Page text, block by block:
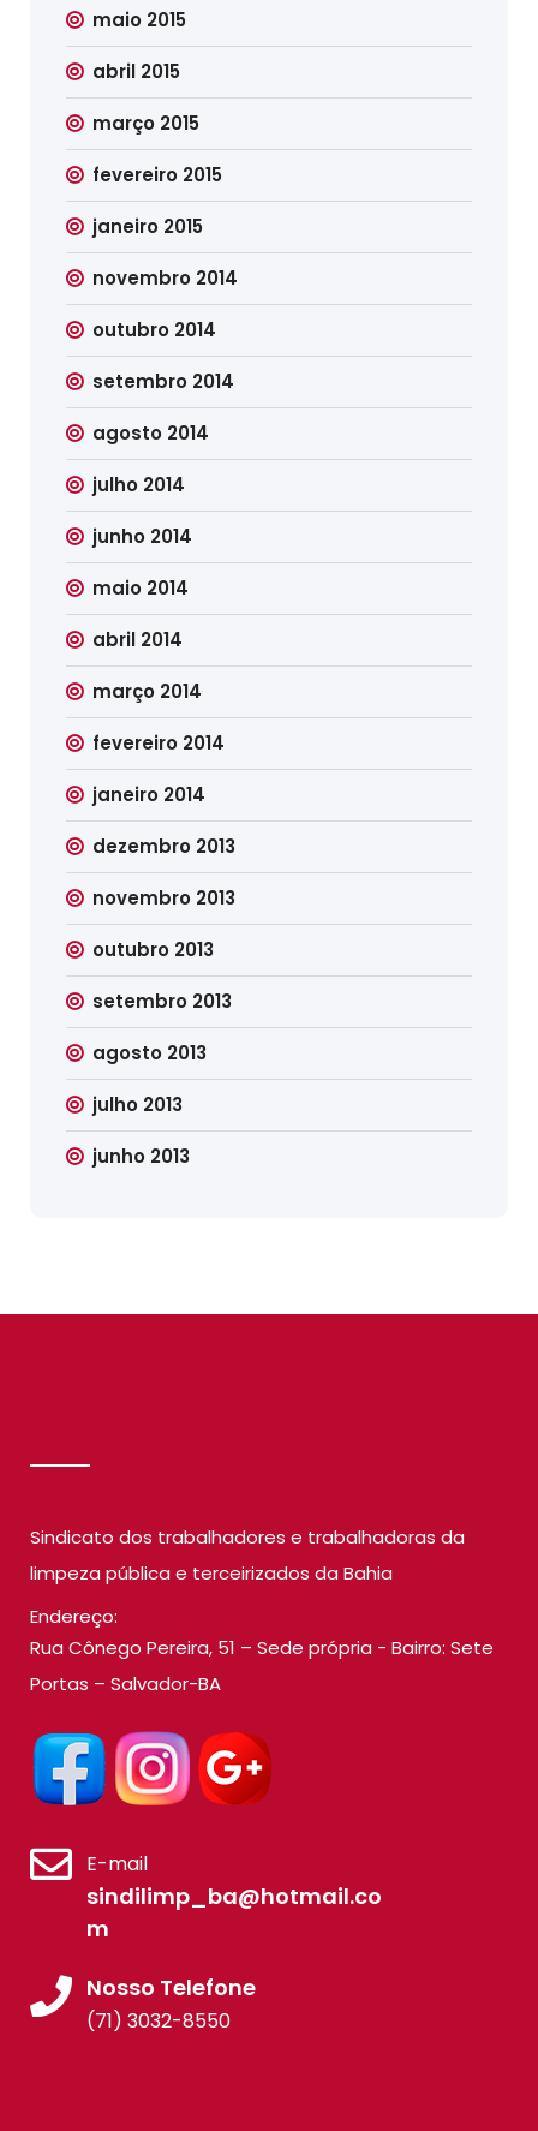
maio 2015
abril 2015
março 2015
fevereiro 2015
janeiro 2015
novembro 2014
outubro 2014
setembro 2014
agosto 2014
julho 2014
junho 2014
maio 2014
abril 2014
março 2014
fevereiro 2014
janeiro 2014
dezembro 2013
novembro 2013
outubro 2013
setembro 2013
agosto 2013
julho 2013
junho 2013
Sindicato dos trabalhadores e trabalhadoras da
limpeza pública e terceirizados da Bahia
Endereço:
Rua Cônego Pereira, 51 – Sede própria - Bairro: Sete
Portas – Salvador-BA
E-mail
sindilimp_ba@hotmail.co
m
Nosso Telefone
(71) 3032-8550